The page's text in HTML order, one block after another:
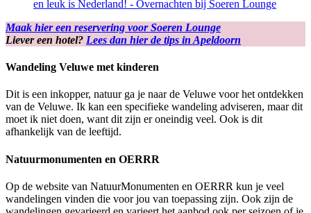
Maak hier een reservering voor Soeren Lounge
Liever een hotel? Lees dan hier de tips in Apeldoorn
Wandeling Veluwe met kinderen
Dit is een inkopper, natuur ga je naar de Veluwe voor het ontdekken
van de Veluwe. Ik kan een specifieke wandeling adviseren, maar dit
moet ik niet doen, want dit zijn er oneindig veel. Ook is dit
afhankelijk van de leeftijd.
Natuurmonumenten en OERRR
Op de website van NatuurMonumenten en OERRR kun je veel
wandelingen vinden die voor jou van toepassing zijn. Ook zijn de